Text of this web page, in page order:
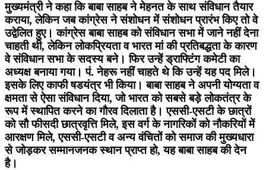
मुख्यमंत्री ने कहा कि बाबा साहब ने मेहनत के साथ संविधान तैयार
कराया, लेकिन जब कांग्रेस ने संशोधन में संशोधन प्रारंभ किए तो वे
उद्वेलित हुए। कांग्रेस बाबा साहब को संविधान सभा में जाने नहीं देना
चाहती थी, लेकिन लोकप्रियता व भारत मां की प्रतिबद्धता के कारण
वे संविधान सभा के सदस्य बने। फिर उन्हें ड्राफ्टिंग कमेटी का
अध्यक्ष बनाया गया। पं. नेहरू नहीं चाहते थे कि उन्हें यह पद मिले।
इसके लिए काफी षडयंत्र भी किया। बाबा साहब ने अपनी योग्यता व
क्षमता से ऐसा संविधान दिया, जो भारत को सबसे बड़े लोकतंत्र के
रूप में स्थापित करने का गौरव दिलाता है। एससी-एसटी के छात्रों
को सौ फीसदी छात्रवृत्ति मिले, इस वर्ग के नागरिकों को नौकरियों में
आरक्षण मिले, एससी-एसटी व अन्य वंचितों को समाज की मुख्यधारा
से जोड़कर सम्मानजनक स्थान प्राप्त हो, यह बाबा साहब की देन
है।